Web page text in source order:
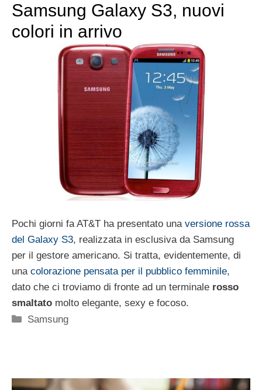
Samsung Galaxy S3, nuovi
colori in arrivo
Pochi giorni fa AT&T ha presentato una versione rossa
del Galaxy S3, realizzata in esclusiva da Samsung
per il gestore americano. Si tratta, evidentemente, di
una colorazione pensata per il pubblico femminile,
dato che ci troviamo di fronte ad un terminale rosso
smaltato molto elegante, sexy e focoso.
Categorie
Samsung